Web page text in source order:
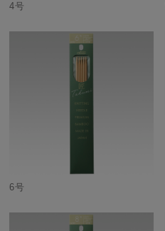
4号
6号